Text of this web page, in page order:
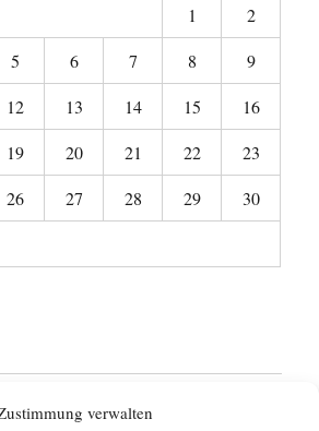
verwalten
1
2
5 6 7 8
9
12 13 14 15
16
19 20 21 22
23
26 27 28 29
30